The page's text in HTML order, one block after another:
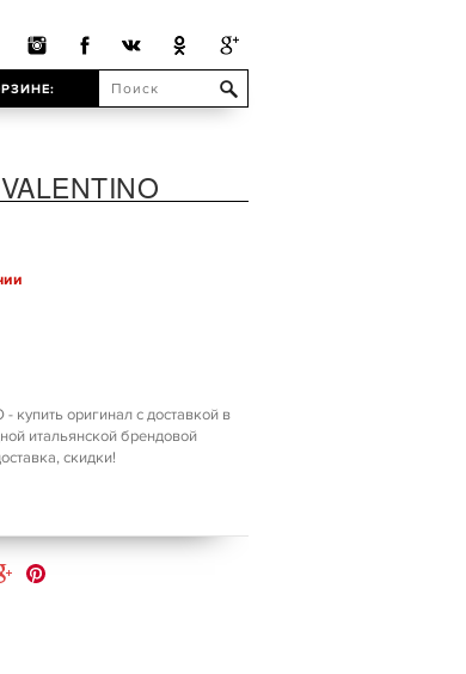
купить оригинал с доставкой в
итальянской брендовой
скидки!